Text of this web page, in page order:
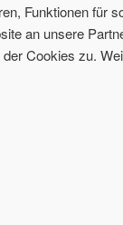
Funktionen für
an unsere
Cookies zu.